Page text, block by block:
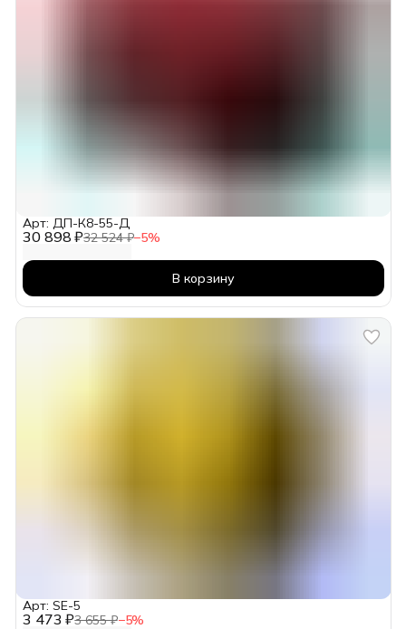
30 898 ₽32 524 ₽−5%
Арт: ДП-К8-55-Д
В корзину
3 473 ₽3 655 ₽−5%
Арт: SE-5